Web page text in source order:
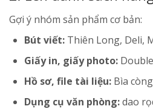
Gợi ý nhóm sản phẩm cơ bản:
Bút viết: Thiên Long, Deli,
Giấy in, giấy photo:
Hồ sơ, file tài liệu: Bìa
Dụng cụ văn phòng:dao